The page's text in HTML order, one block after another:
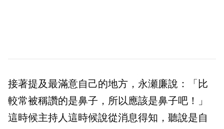
接著提及最滿意自己的地方，永瀬廉說：「比
較常被稱讚的是鼻子，所以應該是鼻子吧！」
這時候主持人這時候說從消息得知，聽說是自